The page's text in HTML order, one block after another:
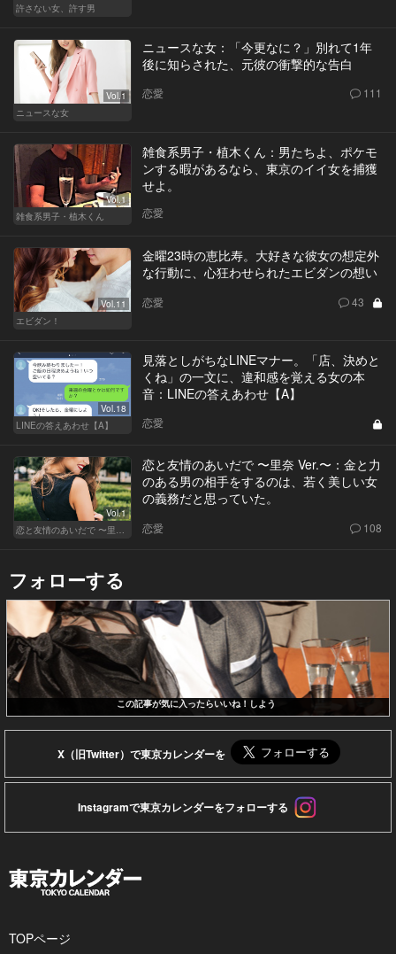
許さない女、許す男
Vol.1
ニュースな女
ニュースな女：「今更なに？」別れて1年
後に知らされた、元彼の衝撃的な告白
恋愛 111
Vol.1
雑食系男子・植木くん
雑食系男子・植木くん：男たちよ、ポケモ
ンする暇があるなら、東京のイイ女を捕獲
せよ。
恋愛
Vol.11
エビダン！
金曜23時の恵比寿。大好きな彼女の想定外
な行動に、心狂わせられたエビダンの想い
恋愛 43
Vol.18
LINEの答えあわせ【A】
見落としがちなLINEマナー。「店、決めと
くね」の一文に、違和感を覚える女の本
音：LINEの答えあわせ【A】
恋愛
Vol.1
恋と友情のあいだで 〜里奈 Ver.〜
恋と友情のあいだで 〜里奈 Ver.〜：金と力
のある男の相手をするのは、若く美しい女
の義務だと思っていた。
恋愛 108
フォローする
この記事が気に入ったらいいね！しよう
X（旧Twitter）で東京カレンダーを
Instagramで東京カレンダーをフォローする
TOPページ